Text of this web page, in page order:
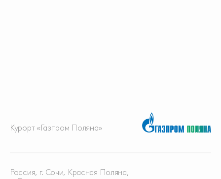
Курорт «Газпром Поляна»
Россия, г. Сочи, Красная Поляна,